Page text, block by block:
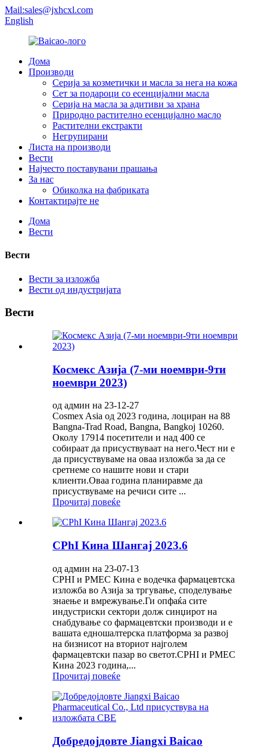
Mail:sales@jxhcxl.com
English
Дома
Производи
Серија за козметички и масла за нега на кожа
Сет за подароци со есенцијални масла
Серија на масла за адитиви за храна
Природно растително есенцијално масло
Растителни екстракти
Негрупирани
Листа на производи
Вести
Најчесто поставувани прашања
За нас
Обиколка на фабриката
Контактирајте не
Дома
Вести
Вести
Вести за изложба
Вести од индустријата
Вести
Космекс Азија (7-ми ноември-9ти
ноември 2023)
од админ на 23-12-27
Cosmex Asia од 2023 година, лоциран на 88
Bangna-Trad Road, Bangna, Bangkoj 10260.
Околу 17914 посетители и над 400 се
собираат да присуствуваат на него.Чест ни е
да присуствуваме на оваа изложба за да се
сретнеме со нашите нови и стари
клиенти.Оваа година планиравме да
присуствуваме на речиси сите ...
Прочитај повеќе
CPhI Кина Шангај 2023.6
од админ на 23-07-13
CPHI и PMEC Кина е водечка фармацевтска
изложба во Азија за тргување, споделување
знаење и вмрежување.Ги опфаќа сите
индустриски сектори долж синџирот на
снабдување со фармацевтски производи и е
вашата едношалтерска платформа за развој
на бизнисот на вториот најголем
фармацевтски пазар во светот.CPHI и PMEC
Кина 2023 година,...
Прочитај повеќе
Добредојдовте Jiangxi Baicao